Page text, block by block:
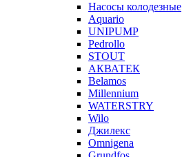
Насосы колодезные
Aquario
UNIPUMP
Pedrollo
STOUT
АКВАТЕК
Belamos
Millennium
WATERSTRY
Wilo
Джилекс
Omnigena